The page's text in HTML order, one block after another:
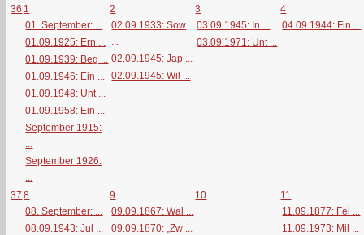
36 1
01. September: ...
01.09.1925: Ern ...
01.09.1939: Beg ...
01.09.1946: Ein ...
01.09.1948: Unt ...
01.09.1958: Ein ...
September 1915:
...
September 1926:
...
2
02.09.1933: Sow
...
02.09.1945: Jap ...
02.09.1945: Wil ...
3
03.09.1945: In ...
03.09.1971: Unt ...
4
04.09.1944: Fin ...
37 8
08. September: ...
08.09.1943: Jul ...
9
09.09.1867: Wal ...
09.09.1870: „Zw ...
10
11
11.09.1877: Fel ...
11.09.1973: Mil ...